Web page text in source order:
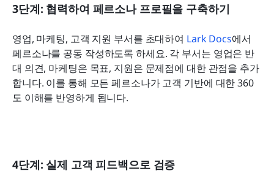
3단계: 협력하여 페르소나 프로필을 구축하기
영업, 마케팅, 고객 지원 부서를 초대하여 Lark Docs에서
페르소나를 공동 작성하도록 하세요. 각 부서는 영업은 반
대 의견, 마케팅은 목표, 지원은 문제점에 대한 관점을 추가
합니다. 이를 통해 모든 페르소나가 고객 기반에 대한 360
도 이해를 반영하게 됩니다.
4단계: 실제 고객 피드백으로 검증